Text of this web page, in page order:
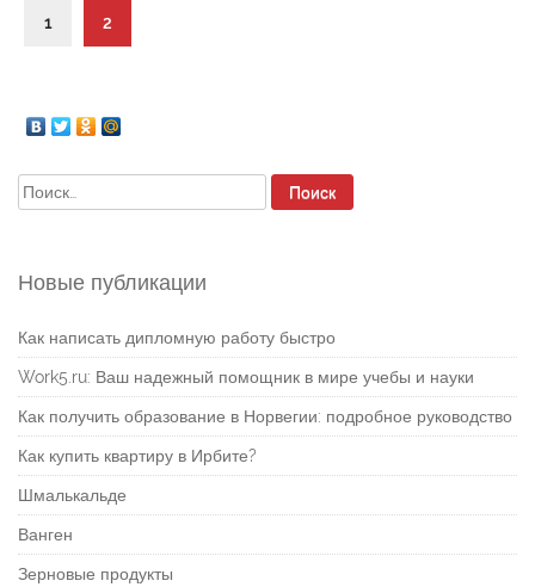
1 2
Найти:
Новые публикации
Как написать дипломную работу быстро
Work5.ru: Ваш надежный помощник в мире учебы и науки
Как получить образование в Норвегии: подробное руководство
Как купить квартиру в Ирбите?
Шмалькальде
Ванген
Зерновые продукты